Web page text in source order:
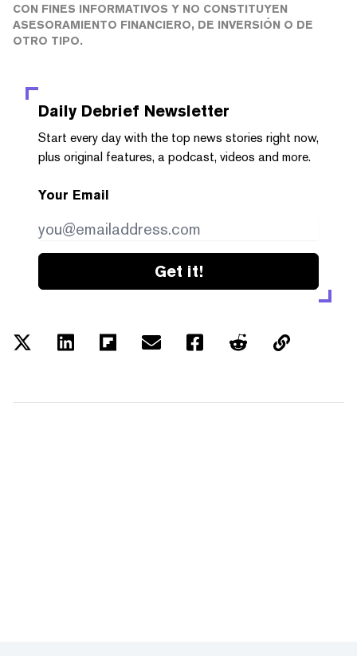
CON FINES INFORMATIVOS Y NO CONSTITUYEN
ASESORAMIENTO FINANCIERO, DE INVERSIÓN O DE
OTRO TIPO.
Daily Debrief Newsletter
Start every day with the top news stories right now,
plus original features, a podcast, videos and more.
Your Email
Get it!